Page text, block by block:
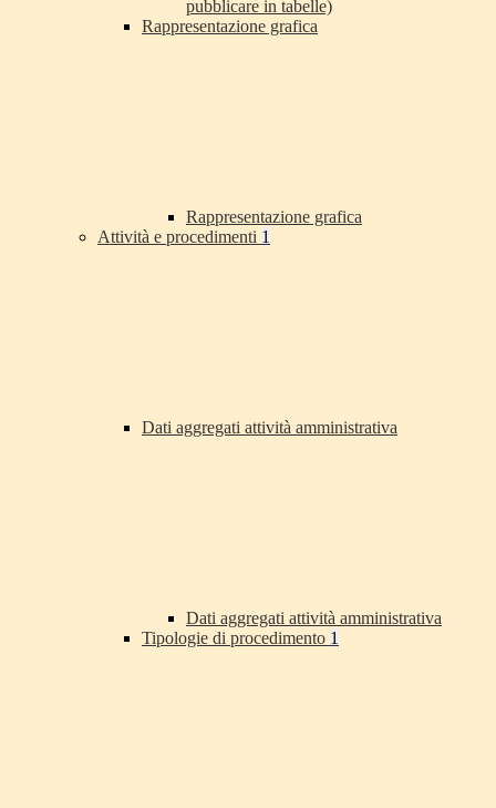
pubblicare in tabelle)
Rappresentazione grafica
Rappresentazione grafica
Attività e procedimenti 1
Dati aggregati attività amministrativa
Dati aggregati attività amministrativa
Tipologie di procedimento 1